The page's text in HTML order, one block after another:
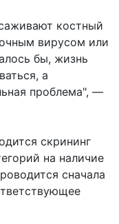
костный
вирусом или
бы, жизнь
а
проблема", —
скрининг
на наличие
сначала